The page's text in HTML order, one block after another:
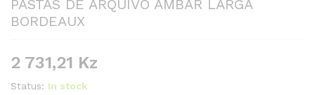
PASTAS DE ARQUIVO AMBAR LARGA
BORDEAUX
2 731,21 Kz
Status: In stock